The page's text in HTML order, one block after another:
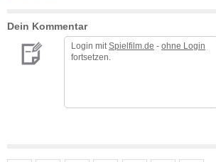
Dein Kommentar
Login mit Spielfilm.de - ohne Login
fortsetzen.